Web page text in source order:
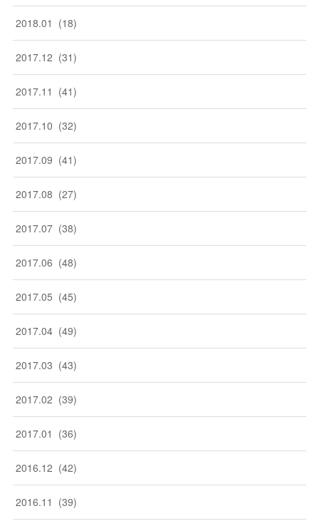
2018.01 (18)
2017.12 (31)
2017.11 (41)
2017.10 (32)
2017.09 (41)
2017.08 (27)
2017.07 (38)
2017.06 (48)
2017.05 (45)
2017.04 (49)
2017.03 (43)
2017.02 (39)
2017.01 (36)
2016.12 (42)
2016.11 (39)